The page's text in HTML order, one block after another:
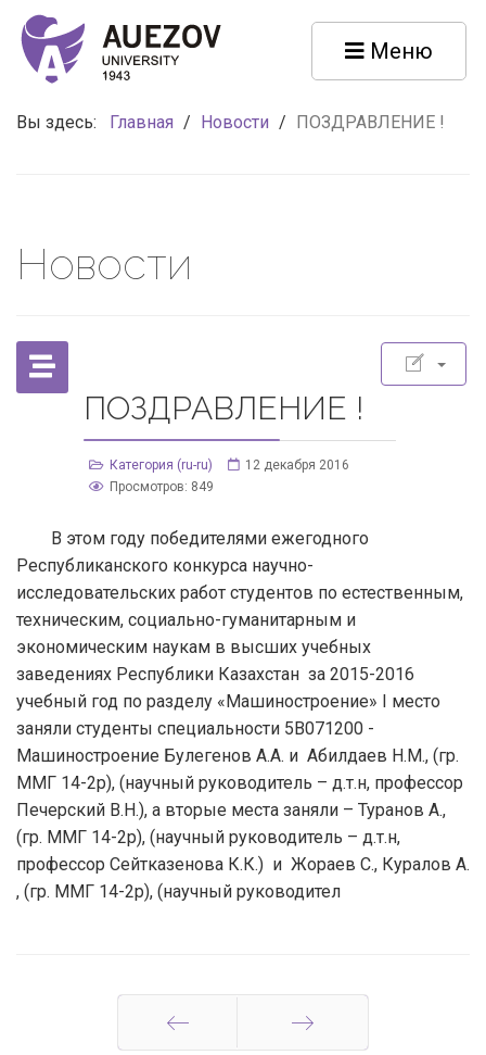
Меню
Вы здесь: Главная / Новости / ПОЗДРАВЛЕНИЕ !
Новости
ПОЗДРАВЛЕНИЕ !
Категория (ru-ru)
12 декабря 2016
Просмотров: 849
В этом году победителями ежегодного
Республиканского конкурса научно-
исследовательских работ студентов по естественным,
техническим, социально-гуманитарным и
экономическим наукам в высших учебных
заведениях Республики Казахстан за 2015-2016
учебный год по разделу «Машиностроение» I место
заняли студенты специальности 5В071200 -
Машиностроение Булегенов А.А. и Абилдаев Н.М., (гр.
ММГ 14-2р), (научный руководитель – д.т.н, профессор
Печерский В.Н.), а вторые места заняли – Туранов А.,
(гр. ММГ 14-2р), (научный руководитель – д.т.н,
профессор Сейтказенова К.К.) и Жораев С., Куралов А.
, (гр. ММГ 14-2р), (научный руководител